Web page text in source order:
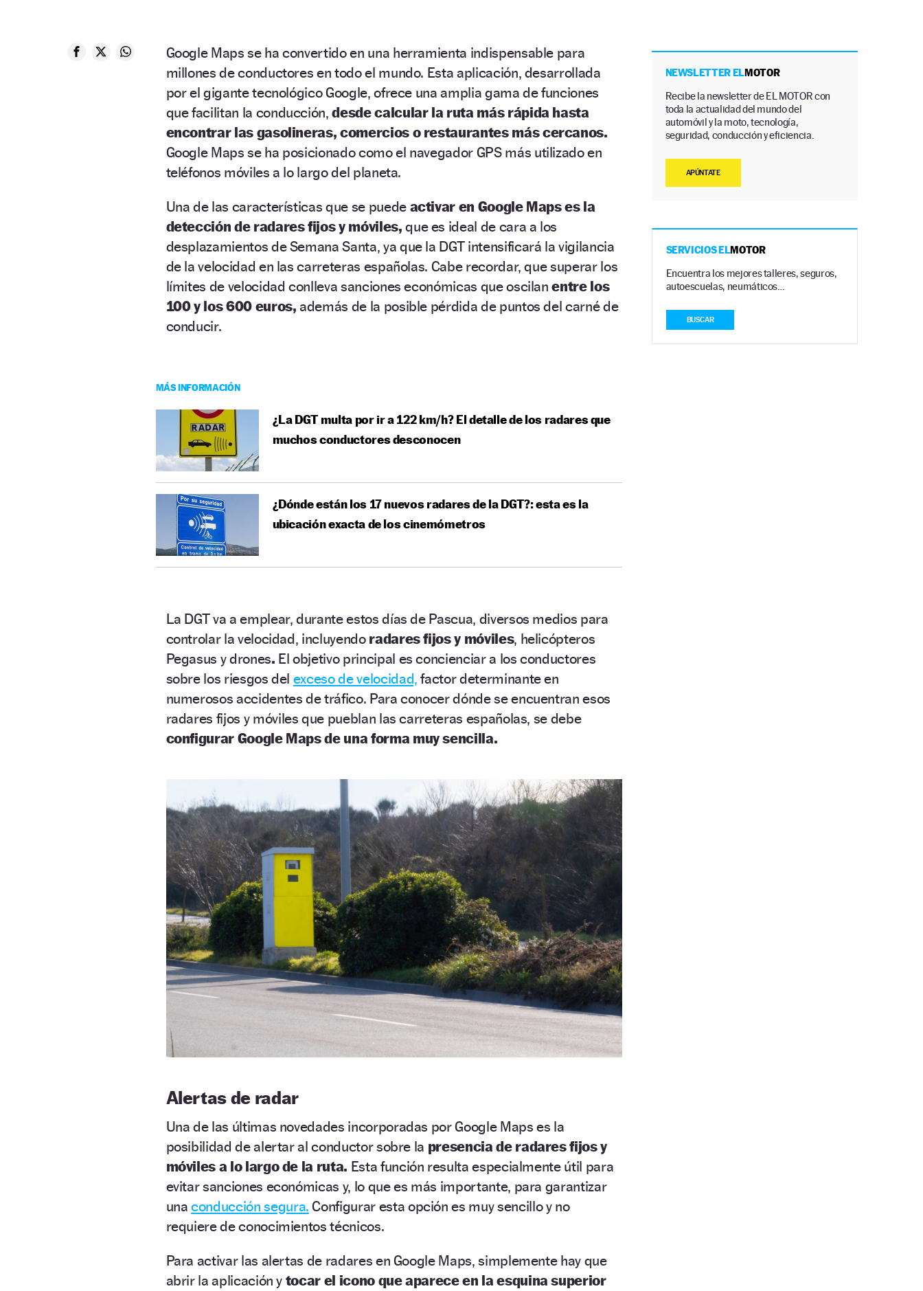
Google Maps se ha convertido en una herramienta indispensable para
millones de conductores en todo el mundo. Esta aplicación, desarrollada
por el gigante tecnológico Google, ofrece una amplia gama de funciones
que facilitan la conducción,desde calcular la ruta más rápida hasta
encontrar las gasolineras, comercios o restaurantes más cercanos.
Google Maps se ha posicionado como el navegador GPS más utilizado en
teléfonos móviles a lo largo del planeta.
Una de las características que se puede activar en Google Maps es la
detección de radares fijos y móviles, que es ideal de cara a los
desplazamientos de Semana Santa, ya que la DGT intensificará la vigilancia
de la velocidad en las carreteras españolas. Cabe recordar, que superar los
límites de velocidad conlleva sanciones económicas que oscilanentre los
100 y los 600 euros, además de la posible pérdida de puntos del carné de
conducir.
MÁS INFORMACIÓN
¿La DGT multa por ir a 122 km/h? El detalle de los radares que
muchos conductores desconocen
¿Dónde están los 17 nuevos radares de la DGT?: esta es la
ubicación exacta de los cinemómetros
La DGT va a emplear, durante estos días de Pascua, diversos medios para
controlar la velocidad, incluyendo radares fijos y móviles, helicópteros
Pegasus y drones. El objetivo principal es concienciar a los conductores
sobre los riesgos del exceso de velocidad, factor determinante en
numerosos accidentes de tráfico. Para conocer dónde se encuentran esos
radares fijos y móviles que pueblan las carreteras españolas, se debe
configurar Google Maps de una forma muy sencilla.
Alertas de radar
Una de las últimas novedades incorporadas por Google Maps es la
posibilidad de alertar al conductor sobre la presencia de radares fijos y
móviles a lo largo de la ruta. Esta función resulta especialmente útil para
evitar sanciones económicas y, lo que es más importante, para garantizar
unaconducción segura. Configurar esta opción es muy sencillo y no
requiere de conocimientos técnicos.
Para activar las alertas de radares en Google Maps, simplemente hay que
abrir la aplicación y tocar el icono que aparece en la esquina superior
NEWSLETTER ELMOTOR
Recibe la newsletter de EL MOTOR con
toda la actualidad del mundo del
automóvil y la moto, tecnología,
seguridad, conducción y eficiencia.
APÚNTATE
SERVICIOS ELMOTOR
Encuentra los mejores talleres, seguros,
autoescuelas, neumáticos…
BUSCAR